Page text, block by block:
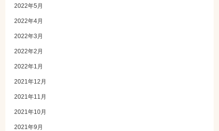
2022年5月
2022年4月
2022年3月
2022年2月
2022年1月
2021年12月
2021年11月
2021年10月
2021年9月